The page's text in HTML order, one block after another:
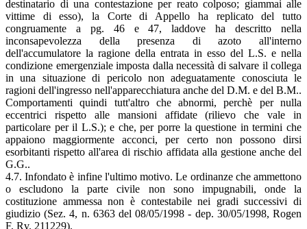
destinatario di una contestazione per reato colposo; giammai alle
vittime di esso), la Corte di Appello ha replicato del tutto
congruamente a pg. 46 e 47, laddove ha descritto nella
inconsapevolezza della presenza di azoto all'interno
dell'accumulatore la ragione della entrata in esso del L.S. e nella
condizione emergenziale imposta dalla necessità di salvare il collega
in una situazione di pericolo non adeguatamente conosciuta le
ragioni dell'ingresso nell'apparecchiatura anche del D.M. e del B.M..
Comportamenti quindi tutt'altro che abnormi, perchè per nulla
eccentrici rispetto alle mansioni affidate (rilievo che vale in
particolare per il L.S.); e che, per porre la questione in termini che
appaiono maggiormente acconci, per certo non possono dirsi
esorbitanti rispetto all'area di rischio affidata alla gestione anche del
G.G..
4.7. Infondato è infine l'ultimo motivo. Le ordinanze che ammettono
o escludono la parte civile non sono impugnabili, onde la
costituzione ammessa non è contestabile nei gradi successivi di
giudizio (Sez. 4, n. 6363 del 08/05/1998 - dep. 30/05/1998, Rogen
F, Rv. 211229).